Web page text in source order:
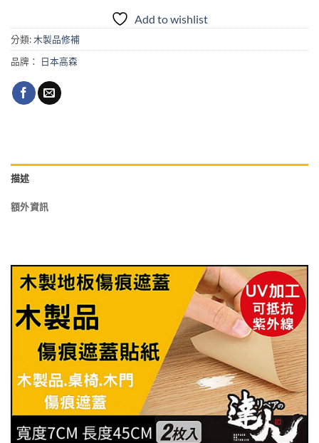
Add to wishlist
分類:木製品修補
品牌：
日本高森
描述
額外資訊